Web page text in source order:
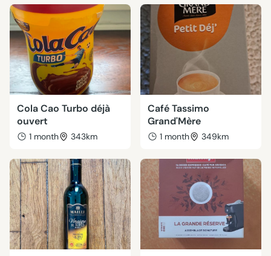
Cola Cao Turbo déjà
ouvert
1 month 343km
Café Tassimo
Grand'Mère
1 month 349km